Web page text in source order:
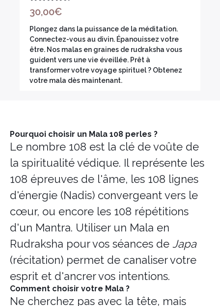
Pourquoi choisir un Mala 108 perles ?
Le nombre 108 est la clé de voûte de
la spiritualité védique. Il représente les
108 épreuves de l'âme, les 108 lignes
d'énergie (Nadis) convergeant vers le
cœur, ou encore les 108 répétitions
d'un Mantra. Utiliser un Mala en
Rudraksha pour vos séances de Japa
(récitation) permet de canaliser votre
esprit et d'ancrer vos intentions.
Comment choisir votre Mala ?
Ne cherchez pas avec la tête, mais
Note 4.67
sur 5
30,00€
Plongez dans la puissance de la méditation.
Connectez-vous au divin. Épanouissez votre
être. Nos malas en graines de rudraksha vous
guident vers une vie éveillée. Prêt à
transformer votre voyage spirituel ? Obtenez
votre mala dès maintenant.